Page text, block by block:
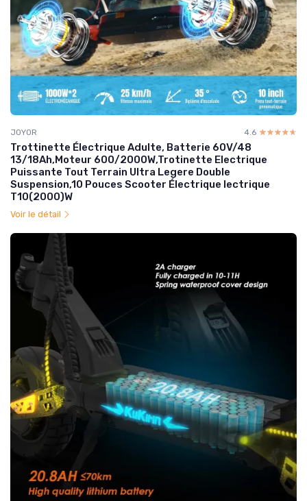
JOYOR 4.6 ☆☆☆☆☆
★★★★★
Trottinette Électrique Adulte, Batterie 60V/48
13/18Ah,Moteur 600/2000W,Trotinette Electrique
Puissante Tout Terrain Ultra Legere Double
Suspension,10 Pouces Scooter Électrique lectrique
T10(2000)W
Voir le détail